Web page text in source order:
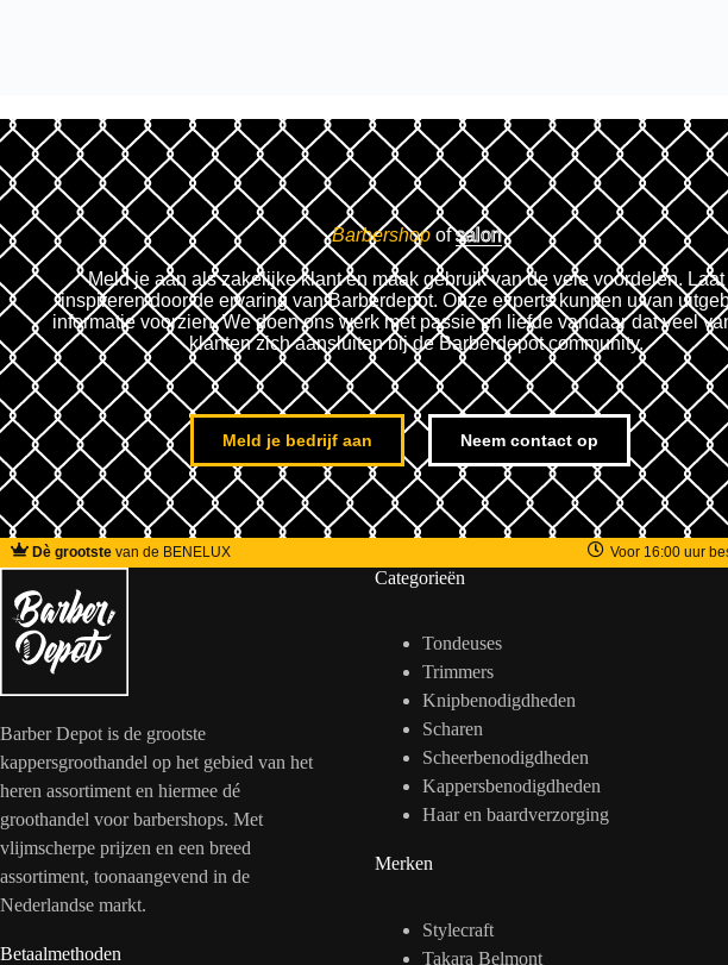
Barbershop of salon
Meld je aan als zakelijke klant en maak gebruik van de vele voordelen. Laat
inspireren door de ervaring van Barberdepot. Onze experts kunnen u van
informatie voorzien. We doen ons werk met passie en liefde vandaar dat veel
klanten zich aansluiten bij de Barberdepot community.
Meld je bedrijf aan Neem contact op
Dè grootste van de BENELUX Voor 16:00 uur
Barber Depot is de grootste
kappersgroothandel op het gebied van het
heren assortiment en hiermee dé
groothandel voor barbershops. Met
vlijmscherpe prijzen en een breed
assortiment, toonaangevend in de
Nederlandse markt.
Betaalmethoden
Categorieën
Tondeuses
Trimmers
Knipbenodigdheden
Scharen
Scheerbenodigdheden
Kappersbenodigdheden
Haar en baardverzorging
Merken
Stylecraft
Takara Belmont